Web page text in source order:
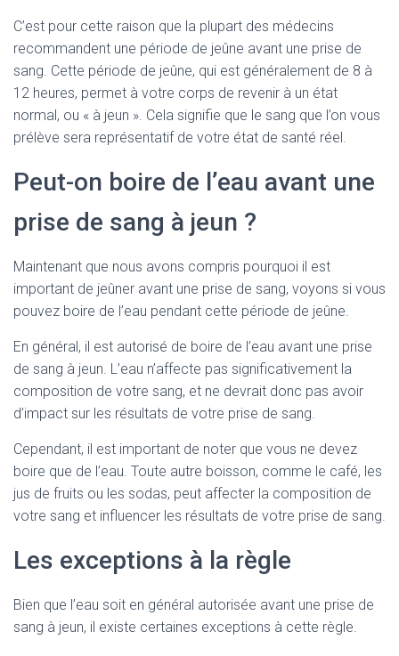
C’est pour cette raison que la plupart des médecins
recommandent une période de jeûne avant une prise de
sang. Cette période de jeûne, qui est généralement de 8 à
12 heures, permet à votre corps de revenir à un état
normal, ou « à jeun ». Cela signifie que le sang que l’on vous
prélève sera représentatif de votre état de santé réel.
Peut-on boire de l’eau avant une
prise de sang à jeun ?
Maintenant que nous avons compris pourquoi il est
important de jeûner avant une prise de sang, voyons si vous
pouvez boire de l’eau pendant cette période de jeûne.
En général, il est autorisé de boire de l’eau avant une prise
de sang à jeun. L’eau n’affecte pas significativement la
composition de votre sang, et ne devrait donc pas avoir
d’impact sur les résultats de votre prise de sang.
Cependant, il est important de noter que vous ne devez
boire que de l’eau. Toute autre boisson, comme le café, les
jus de fruits ou les sodas, peut affecter la composition de
votre sang et influencer les résultats de votre prise de sang.
Les exceptions à la règle
Bien que l’eau soit en général autorisée avant une prise de
sang à jeun, il existe certaines exceptions à cette règle.